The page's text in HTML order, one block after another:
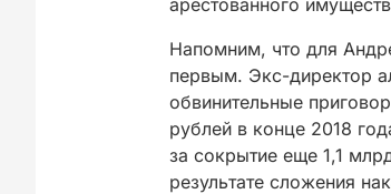
арестованного
Напомним, что для
первым. Экс-директор
обвинительные
рублей в конце 2018
за сокрытие еще 1,1
результате сложения